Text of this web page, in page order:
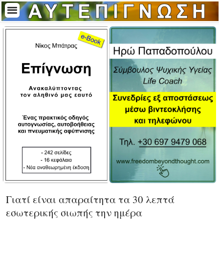
Γιατί είναι απαραίτητα τα 30 λεπτά
εσωτερικής σιωπής την ημέρα